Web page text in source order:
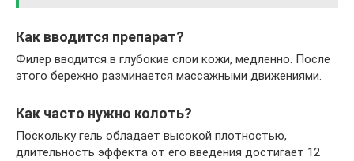
Как вводится препарат?
Филер вводится в глубокие слои кожи, медленно. После
этого бережно разминается массажными движениями.
Как часто нужно колоть?
Поскольку гель обладает высокой плотностью,
длительность эффекта от его введения достигает 12